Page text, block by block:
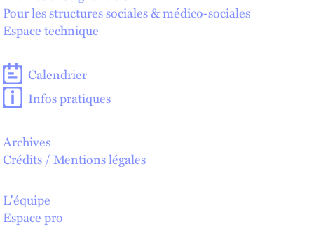
Pour les structures sociales & médico-sociales
Espace technique
Calendrier
Infos pratiques
Archives
Crédits / Mentions légales
L'équipe
Espace pro